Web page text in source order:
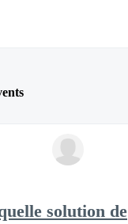
solution de